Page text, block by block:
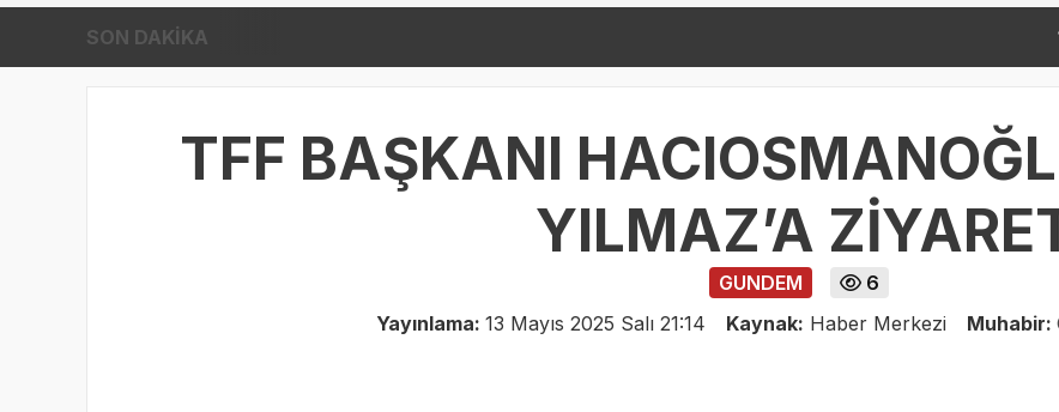
SON DAKİKA
TFF BAŞKANI
YILMAZ’A
GUNDEM
6
Yayınlama: 13 Mayıs 2025 Salı 21:14 Kaynak: Haber Merkezi Muhabir: